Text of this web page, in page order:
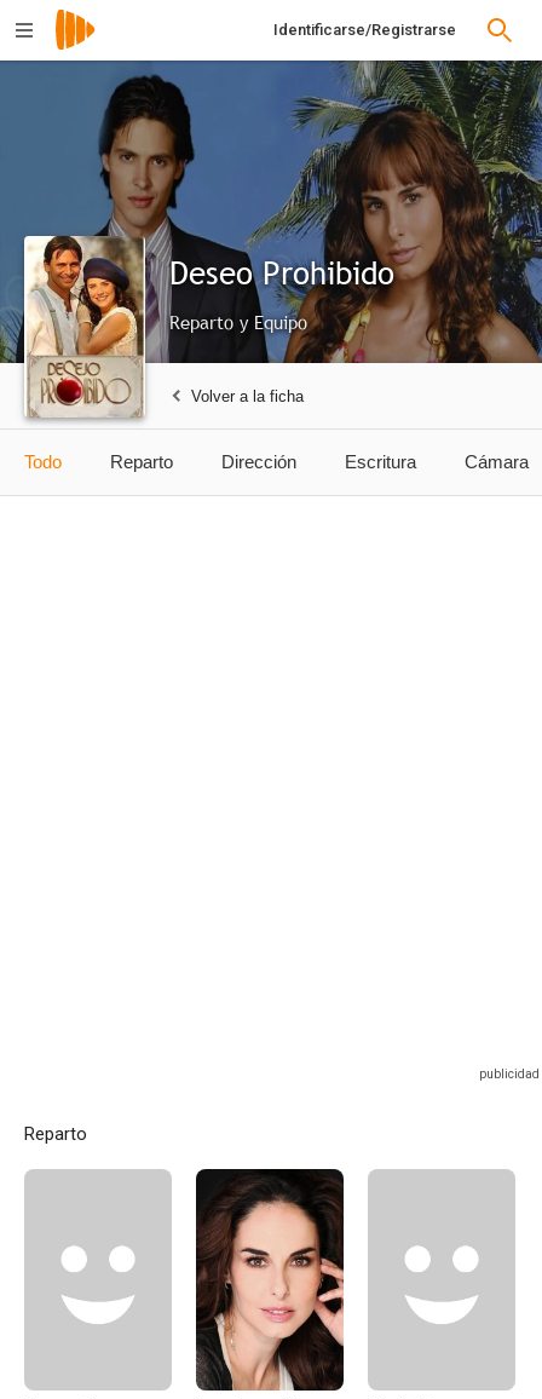
Identificarse/Registrarse
Deseo Prohibido
Reparto y Equipo
Volver a la ficha
Todo Reparto Dirección Escritura Cámara
Reparto